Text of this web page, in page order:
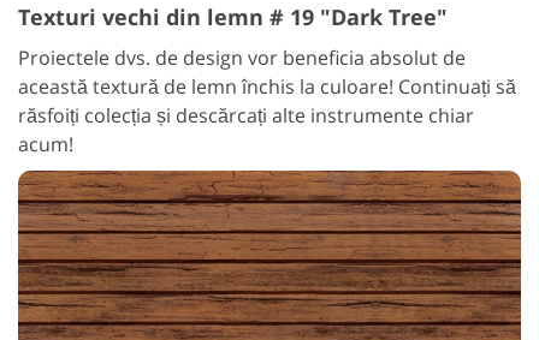
Texturi vechi din lemn # 19 "Dark Tree"
Proiectele dvs. de design vor beneficia absolut de
această textură de lemn închis la culoare! Continuați să
răsfoiți colecția și descărcați alte instrumente chiar
acum!